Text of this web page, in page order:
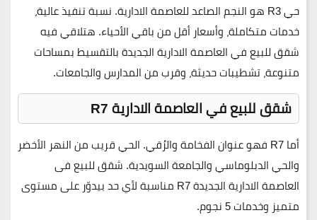
حيR3 هو النجم الصاعد للعاصمة الادارية. نسبة تنفيذ عالية،
خدمات متكاملة، وأسعار أقل من باقي الأحياء. هتلاقي فيه
شقق للبيع في العاصمة الادارية الجديدة بالتقسيط بمساحات
متنوعة، تشطيبات حديثة، وقرب من المدارس والجامعات.
شقق للبيع في العاصمة الادارية R7
أماR7 فهو عنوان الفخامة والرُقي. الحي قريب من النهر الأخضر
والحي الدبلوماسي والجامعة السويدية. شقق للبيع فى
العاصمة الادارية الجديدة
مناسبة لأي حد بيدوّر على مستوى
متميز وخدمات 5 نجوم.